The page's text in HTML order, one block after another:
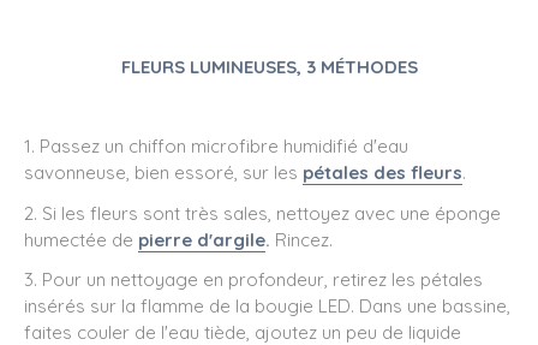
FLEURS LUMINEUSES, 3 MÉTHODES
1. Passez un chiffon microfibre humidifié d'eau
savonneuse, bien essoré, sur les pétales des fleurs.
2. Si les fleurs sont très sales, nettoyez avec une éponge
humectée de pierre d'argile. Rincez.
3. Pour un nettoyage en profondeur, retirez les pétales
insérés sur la flamme de la bougie LED. Dans une bassine,
faites couler de l'eau tiède, ajoutez un peu de liquide